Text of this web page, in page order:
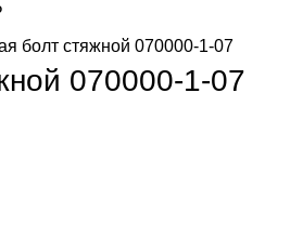
болт стяжной 070000-1-07
070000-1-07